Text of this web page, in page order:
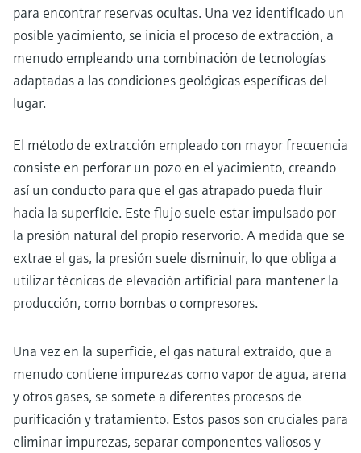
para encontrar reservas ocultas. Una vez identificado un
posible yacimiento, se inicia el proceso de extracción, a
menudo empleando una combinación de tecnologías
adaptadas a las condiciones geológicas específicas del
lugar.
El método de extracción empleado con mayor frecuencia
consiste en perforar un pozo en el yacimiento, creando
así un conducto para que el gas atrapado pueda fluir
hacia la superficie. Este flujo suele estar impulsado por
la presión natural del propio reservorio. A medida que se
extrae el gas, la presión suele disminuir, lo que obliga a
utilizar técnicas de elevación artificial para mantener la
producción, como bombas o compresores.
Una vez en la superficie, el gas natural extraído, que a
menudo contiene impurezas como vapor de agua, arena
y otros gases, se somete a diferentes procesos de
purificación y tratamiento. Estos pasos son cruciales para
eliminar impurezas, separar componentes valiosos y